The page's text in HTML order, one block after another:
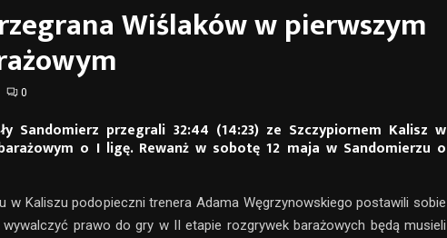
Wiślaków w pierwszym
0
Sandomierz przegrali 32:44 (14:23) ze Szczypiornem Kalisz w
o I ligę. Rewanż w sobotę 12 maja w Sandomierzu o
w Kaliszu podopieczni trenera Adama Węgrzynowskiego postawili sobie
wywalczyć prawo do gry w II etapie rozgrywek barażowych będą musieli